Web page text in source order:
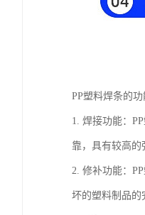
PP塑料焊条的
1. 焊接功能：
靠，具有较高的
2. 修补功能：
坏的塑料制品的